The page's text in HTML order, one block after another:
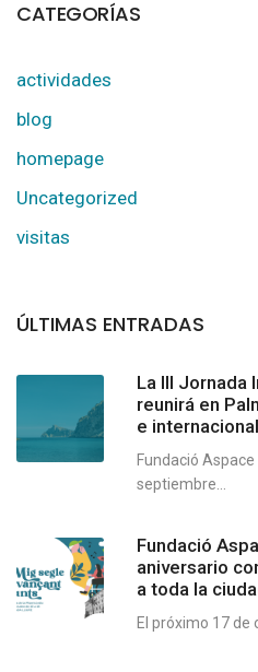
CATEGORÍAS
actividades
blog
homepage
Uncategorized
visitas
ÚLTIMAS ENTRADAS
La III Jornada
reunirá en
e
Fundació
septiembre...
Fundació
aniversario
a toda la
El próximo 17 de